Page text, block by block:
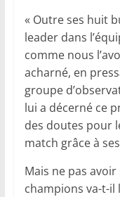
« Outre ses huit
leader dans
comme nous
acharné, en
groupe
lui a décerné ce
des doutes pour
match grâce à
Mais ne pas
champions va-t-il